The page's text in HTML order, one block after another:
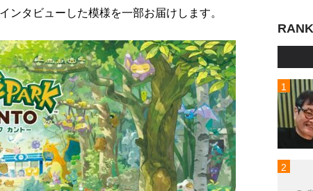
ンタビューした模様を一部お届けします。